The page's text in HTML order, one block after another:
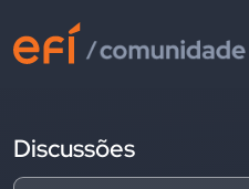
Discussões